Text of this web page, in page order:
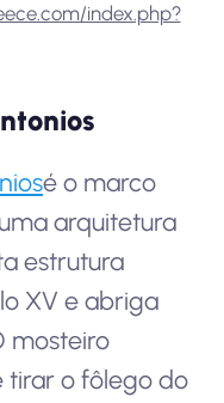
index.php?
é o marco
arquitetura
estrutura
XV e abriga
mosteiro
tirar o fôlego do